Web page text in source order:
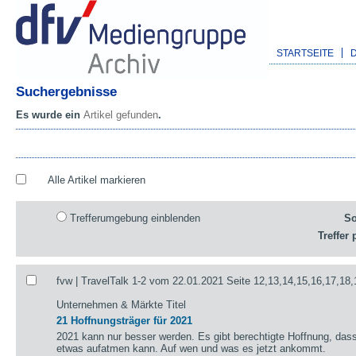
STARTSEITE
Suchergebnisse
Es wurde ein Artikel gefunden.
Alle Artikel markieren
Trefferumgebung einblenden
Treffer
fvw | TravelTalk 1-2 vom 22.01.2021 Seite
Unternehmen & Märkte Titel
21 Hoffnungsträger für 2021
2021 kann nur besser werden. Es gibt berechtigte Hoffnung,
etwas aufatmen kann. Auf wen und was es jetzt ankommt.